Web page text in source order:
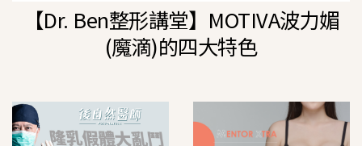
【Dr. Ben整形講堂】MOTIVA波力媚
(魔滴)的四大特色